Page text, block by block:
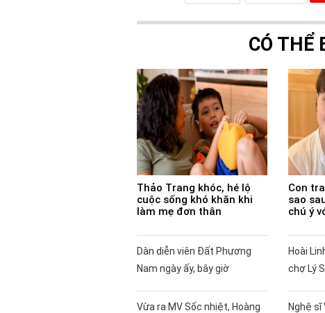
CÓ THỂ
Thảo Trang khóc, hé lộ
cuộc sống khó khăn khi
làm mẹ đơn thân
Dàn diễn viên Đất Phương
Nam ngày ấy, bây giờ
Vừa ra MV Sốc nhiệt, Hoàng
Con
sao
chú ý
Hoài
chợ Lý
Nghệ